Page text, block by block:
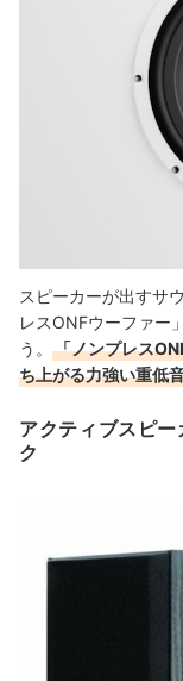
スピーカーが出すサ
レスONFウーファー
う。
「ノンプレス
ち上がる力強い重低
アクティブスピ
ク